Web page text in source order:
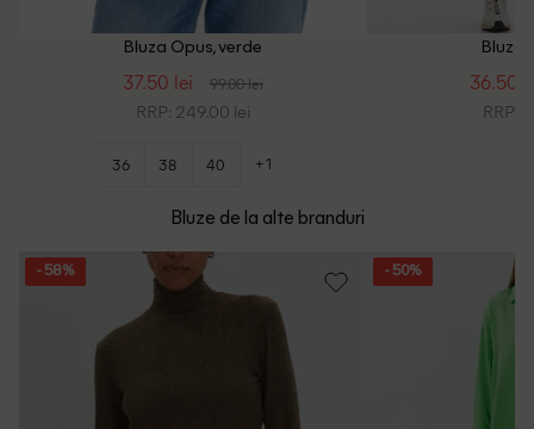
Bluza Opus, verde
37.50 lei 99.00 lei
RRP: 249.00 lei
36 38 40 +1
Bluza
36.50
RRP:
Bluze de la alte branduri
- 58% - 50%